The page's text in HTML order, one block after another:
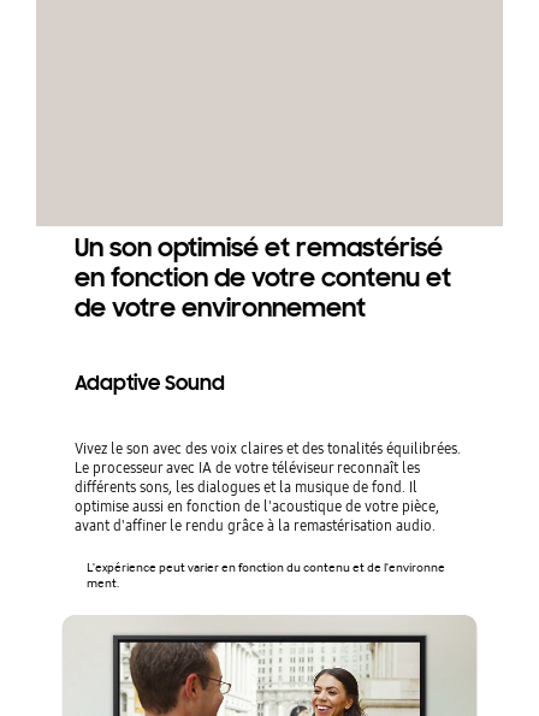
Un son optimisé et remastérisé
en fonction de votre contenu et
de votre environnement
Adaptive Sound
Vivez le son avec des voix claires et des tonalités équilibrées.
Le processeur avec IA de votre téléviseur reconnaît les
différents sons, les dialogues et la musique de fond. Il
optimise aussi en fonction de l'acoustique de votre pièce,
avant d'affiner le rendu grâce à la remastérisation audio.
L'expérience peut varier en fonction du contenu et de l'environne
ment.